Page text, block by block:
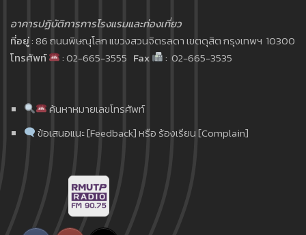
อาคารปฏิบัติการการโรงแรมและท่องเที่ยว
ที่อยู่: 86 ถนนพิษณุโลก แขวงสวนจิตรลดา เขตดุสิต กรุงเทพฯ 10300
โทรศัพท์
: 02-665-3555 Fax : 02-665-3535
ค้นหาหมายเลขโทรศัพท์
ข้อเสนอแนะ [Feedback] หรือ ร้องเรียน [Complain]